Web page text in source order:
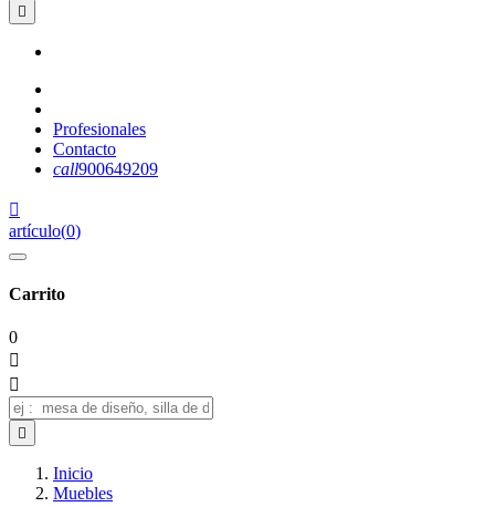

Profesionales
Contacto
call900649209

artículo(0)
Carrito
0



Inicio
Muebles